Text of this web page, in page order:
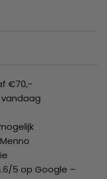
€70,-
vandaag
5 op Google –